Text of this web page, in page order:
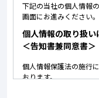
下記の当社の個人情報
画面にお進みください。
個人情報の取り扱い
＜告知書兼同意書＞
個人情報保護法の施行
おります。